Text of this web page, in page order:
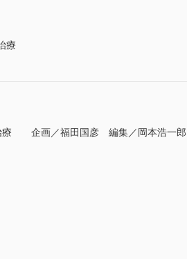
療
治療 企画／福田国彦 編集／岡本浩一郎